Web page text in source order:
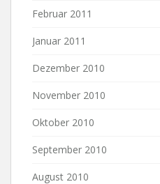
Februar 2011
Januar 2011
Dezember 2010
November 2010
Oktober 2010
September 2010
August 2010